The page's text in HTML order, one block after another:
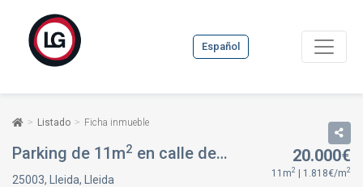
Español
Listado Ficha inmueble
Parking de 11m2 en calle de roca labrador, 10, en Lleida, Lleida
25003, Lleida, Lleida
20.000€
11m2 | 1.818€/m2